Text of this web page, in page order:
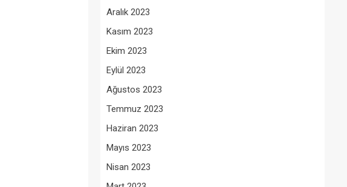
Aralık 2023
Kasım 2023
Ekim 2023
Eylül 2023
Ağustos 2023
Temmuz 2023
Haziran 2023
Mayıs 2023
Nisan 2023